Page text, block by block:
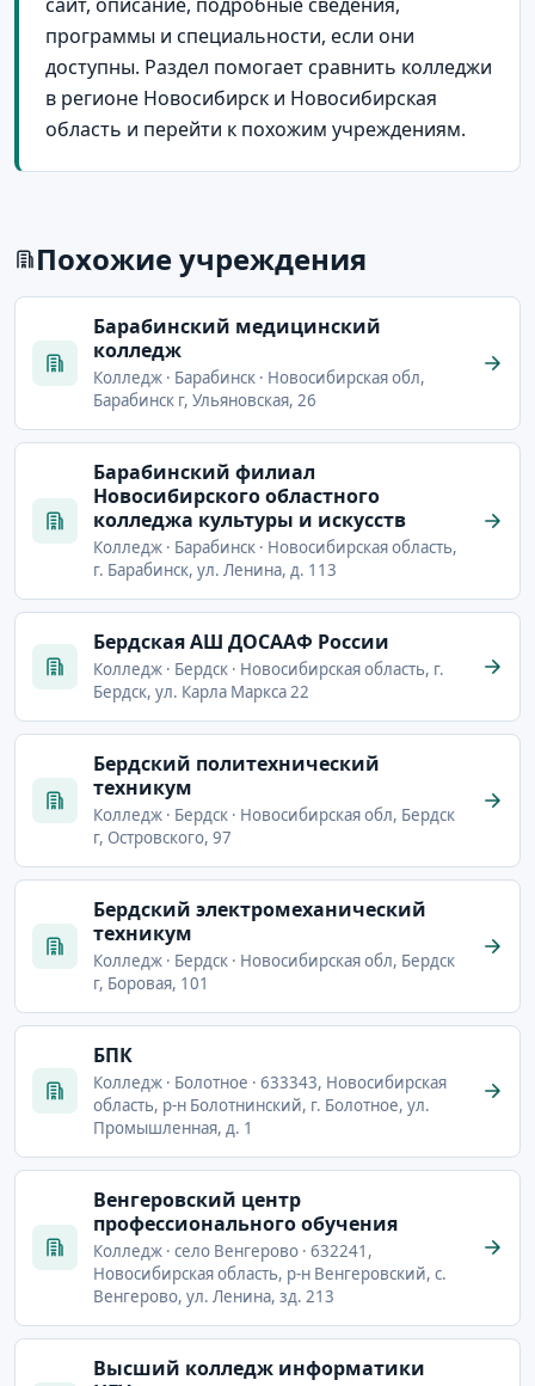
программы и специальности, если они
доступны. Раздел помогает сравнить колледжи
в регионе Новосибирск и Новосибирская
область и перейти к похожим учреждениям.
Похожие учреждения
Барабинский медицинский
колледж
Колледж · Барабинск · Новосибирская обл,
Барабинск г, Ульяновская, 26
Барабинский филиал
Новосибирского областного
колледжа культуры и искусств
Колледж · Барабинск · Новосибирская область,
г. Барабинск, ул. Ленина, д. 113
Бердская АШ ДОСААФ России
Колледж · Бердск · Новосибирская область, г.
Бердск, ул. Карла Маркса 22
Бердский политехнический
техникум
Колледж · Бердск · Новосибирская обл, Бердск
г, Островского, 97
Бердский электромеханический
техникум
Колледж · Бердск · Новосибирская обл, Бердск
г, Боровая, 101
БПК
Колледж · Болотное · 633343, Новосибирская
область, р-н Болотнинский, г. Болотное, ул.
Промышленная, д. 1
Венгеровский центр
профессионального обучения
Колледж · село Венгерово · 632241,
Новосибирская область, р-н Венгеровский, с.
Венгерово, ул. Ленина, зд. 213
Высший колледж информатики